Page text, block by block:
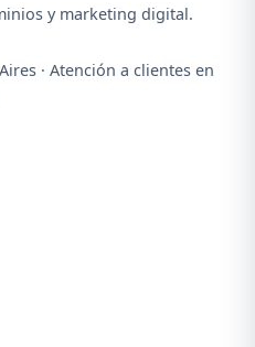
y marketing digital.
· Atención a clientes en